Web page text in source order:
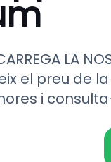
LA
el preu de
i